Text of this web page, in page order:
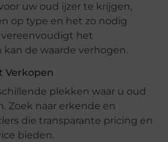
uw oud ijzer te krijgen,
op type en het zo nodig
het
kan de waarde verhogen.
Verkopen
plekken waar u oud
Zoek naar erkende en
die transparante pricing en
bieden.